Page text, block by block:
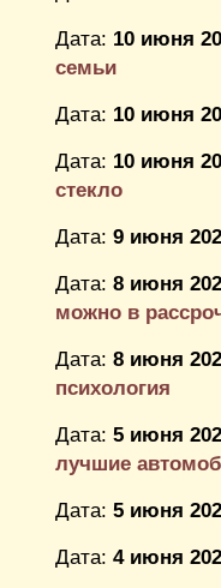
Дата: 10 июня
семьи
Дата: 10 июня
Дата: 10 июня
стекло
Дата: 9 июня
Дата: 8 июня
можно в
Дата: 8 июня
психология
Дата: 5 июня
лучшие
Дата: 5 июня
Дата: 4 июня